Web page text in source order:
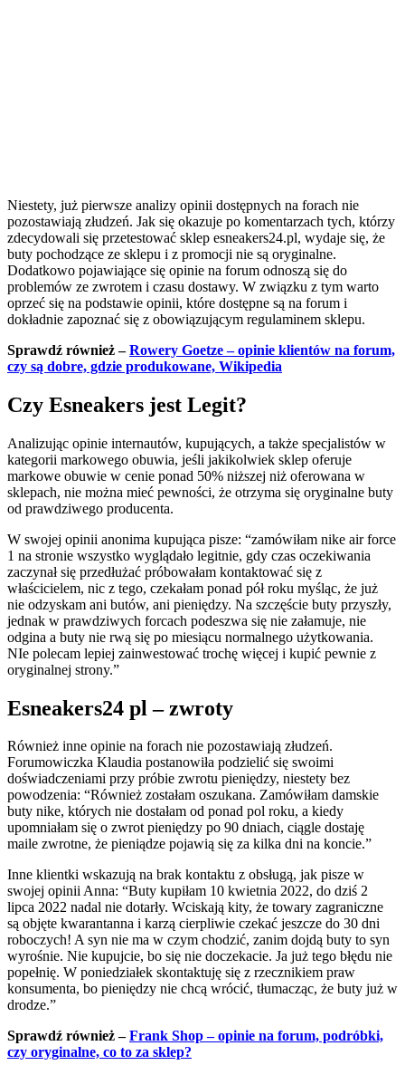
Niestety, już pierwsze analizy opinii dostępnych na forach nie
pozostawiają złudzeń. Jak się okazuje po komentarzach tych, którzy
zdecydowali się przetestować sklep esneakers24.pl, wydaje się, że
buty pochodzące ze sklepu i z promocji nie są oryginalne.
Dodatkowo pojawiające się opinie na forum odnoszą się do
problemów ze zwrotem i czasu dostawy. W związku z tym warto
oprzeć się na podstawie opinii, które dostępne są na forum i
dokładnie zapoznać się z obowiązującym regulaminem sklepu.
Sprawdź również –Rowery Goetze – opinie klientów na forum,
czy są dobre, gdzie produkowane, Wikipedia
Czy Esneakers jest Legit?
Analizując opinie internautów, kupujących, a także specjalistów w
kategorii markowego obuwia, jeśli jakikolwiek sklep oferuje
markowe obuwie w cenie ponad 50% niższej niż oferowana w
sklepach, nie można mieć pewności, że otrzyma się oryginalne buty
od prawdziwego producenta.
W swojej opinii anonima kupująca pisze: “zamówiłam nike air force
1 na stronie wszystko wyglądało legitnie, gdy czas oczekiwania
zaczynał się przedłużać próbowałam kontaktować się z
właścicielem, nic z tego, czekałam ponad pół roku myśląc, że już
nie odzyskam ani butów, ani pieniędzy. Na szczęście buty przyszły,
jednak w prawdziwych forcach podeszwa się nie załamuje, nie
odgina a buty nie rwą się po miesiącu normalnego użytkowania.
NIe polecam lepiej zainwestować trochę więcej i kupić pewnie z
oryginalnej strony.”
Esneakers24 pl – zwroty
Również inne opinie na forach nie pozostawiają złudzeń.
Forumowiczka Klaudia postanowiła podzielić się swoimi
doświadczeniami przy próbie zwrotu pieniędzy, niestety bez
powodzenia: “Również zostałam oszukana. Zamówiłam damskie
buty nike, których nie dostałam od ponad pol roku, a kiedy
upomniałam się o zwrot pieniędzy po 90 dniach, ciągle dostaję
maile zwrotne, że pieniądze pojawią się za kilka dni na koncie.”
Inne klientki wskazują na brak kontaktu z obsługą, jak pisze w
swojej opinii Anna: “Buty kupiłam 10 kwietnia 2022, do dziś 2
lipca 2022 nadal nie dotarły. Wciskają kity, że towary zagraniczne
są objęte kwarantanna i karzą cierpliwie czekać jeszcze do 30 dni
roboczych! A syn nie ma w czym chodzić, zanim dojdą buty to syn
wyrośnie. Nie kupujcie, bo się nie doczekacie. Ja już tego błędu nie
popełnię. W poniedziałek skontaktuję się z rzecznikiem praw
konsumenta, bo pieniędzy nie chcą wrócić, tłumacząc, że buty już w
drodze.”
Sprawdź również –Frank Shop – opinie na forum, podróbki,
czy oryginalne, co to za sklep?